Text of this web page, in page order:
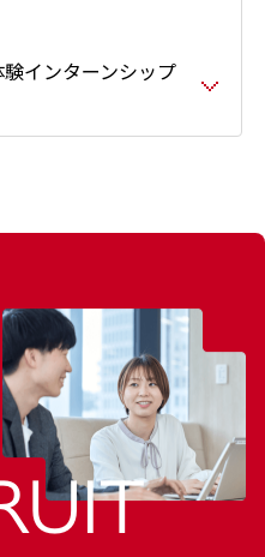
インターンシップ